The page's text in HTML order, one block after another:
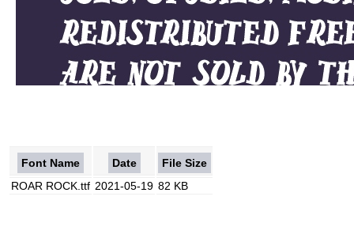
Font Name Date
File Size
ROAR ROCK.ttf 2021-05-19 82 KB